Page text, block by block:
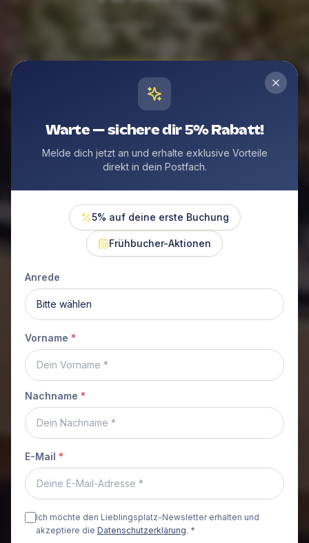
Zell am Ziller | Österreich
Jetzt buchen
Warte — sichere dir 5% Rabatt!
Melde dich jetzt an und erhalte exklusive Vorteile
direkt in dein Postfach.
5% auf deine erste Buchung
Frühbucher-Aktionen
Anrede
Vorname *
Nachname *
E-Mail *
Ich möchte den Lieblingsplatz-Newsletter erhalten und
akzeptiere die Datenschutzerklärung. *